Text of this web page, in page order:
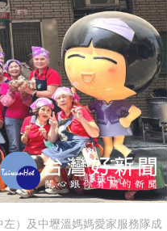
）及中壢溫媽媽愛家服務隊成